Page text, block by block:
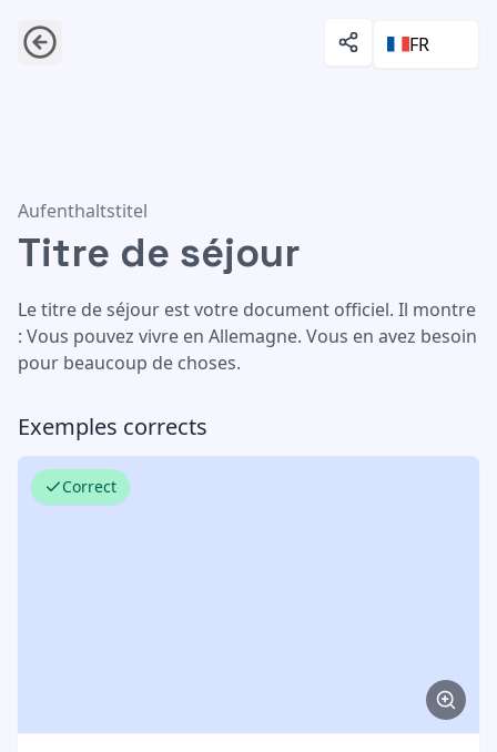
FR
Titre de séjour
Aufenthaltstitel
Titre de séjour
Le titre de séjour est votre document officiel. Il montre
: Vous pouvez vivre en Allemagne. Vous en avez besoin
pour beaucoup de choses.
Exemples corrects
Correct